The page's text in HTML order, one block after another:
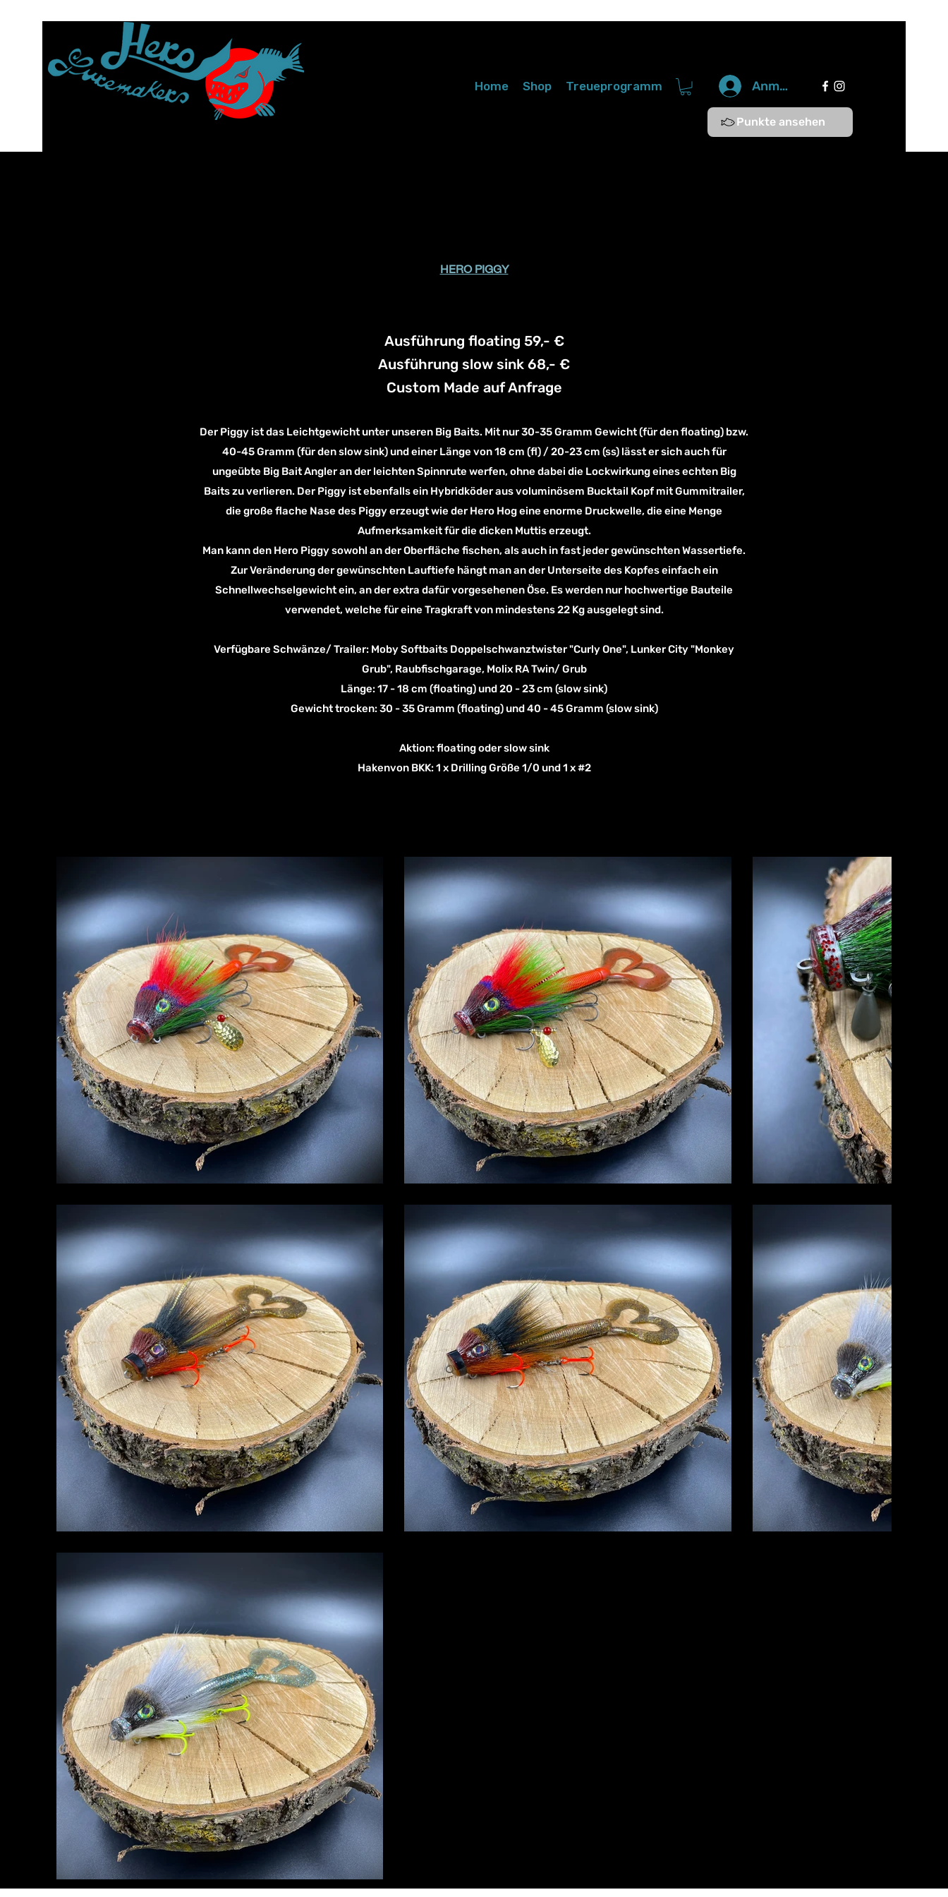
Home Shop Treueprogramm Anmelden
Punkte ansehen
HERO PIGGY
Ausführung floating 59,- €
Ausführung slow sink 68,- €
Custom Made auf Anfrage
Der Piggy ist das Leichtgewicht unter unseren Big Baits. Mit nur 30-35 Gramm Gewicht (für den floating) bzw.
40-45 Gramm (für den slow sink) und einer Länge von 18 cm (fl) / 20-23 cm (ss) lässt er sich auch für
ungeübte Big Bait Angler an der leichten Spinnrute werfen, ohne dabei die Lockwirkung eines echten Big
Baits zu verlieren. Der Piggy ist ebenfalls ein Hybridköder aus voluminösem Bucktail Kopf mit Gummitrailer,
die große flache Nase des Piggy erzeugt wie der Hero Hog eine enorme Druckwelle, die eine Menge
Aufmerksamkeit für die dicken Muttis erzeugt.
Man kann den Hero Piggy sowohl an der Oberfläche fischen, als auch in fast jeder gewünschten Wassertiefe.
Zur Veränderung der gewünschten Lauftiefe hängt man an der Unterseite des Kopfes einfach ein
Schnellwechselgewicht ein, an der extra dafür vorgesehenen Öse. Es werden nur hochwertige Bauteile
verwendet, welche für eine Tragkraft von mindestens 22 Kg ausgelegt sind.
Verfügbare Schwänze/ Trailer: Moby Softbaits Doppelschwanztwister "Curly One", Lunker City "Monkey
Grub", Raubfischgarage, Molix RA Twin/ Grub
Länge: 17 - 18 cm (floating) und 20 - 23 cm (slow sink)
Gewicht trocken: 30 - 35 Gramm (floating) und 40 - 45 Gramm (slow sink)
Aktion: floating oder slow sink
Hakenvon BKK: 1 x Drilling Größe 1/0 und 1 x #2